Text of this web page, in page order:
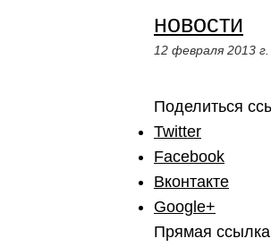
новости
12 февраля 2013 г.
Поделиться
Twitter
Facebook
Вконтакте
Google+
Прямая